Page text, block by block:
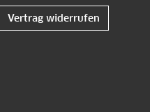
Vertrag widerrufen